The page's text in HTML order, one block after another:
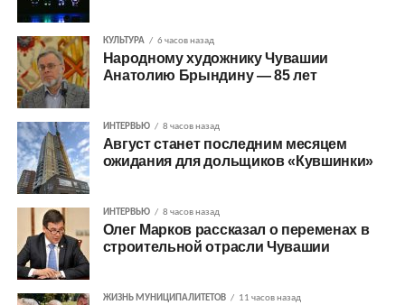
КУЛЬТУРА 6 часов назад
Народному художнику Чувашии
Анатолию Брындину — 85 лет
ИНТЕРВЬЮ 8 часов назад
Август станет последним месяцем
ожидания для дольщиков «Кувшинки»
ИНТЕРВЬЮ 8 часов назад
Олег Марков рассказал о переменах в
строительной отрасли Чувашии
ЖИЗНЬ МУНИЦИПАЛИТЕТОВ 11 часов назад